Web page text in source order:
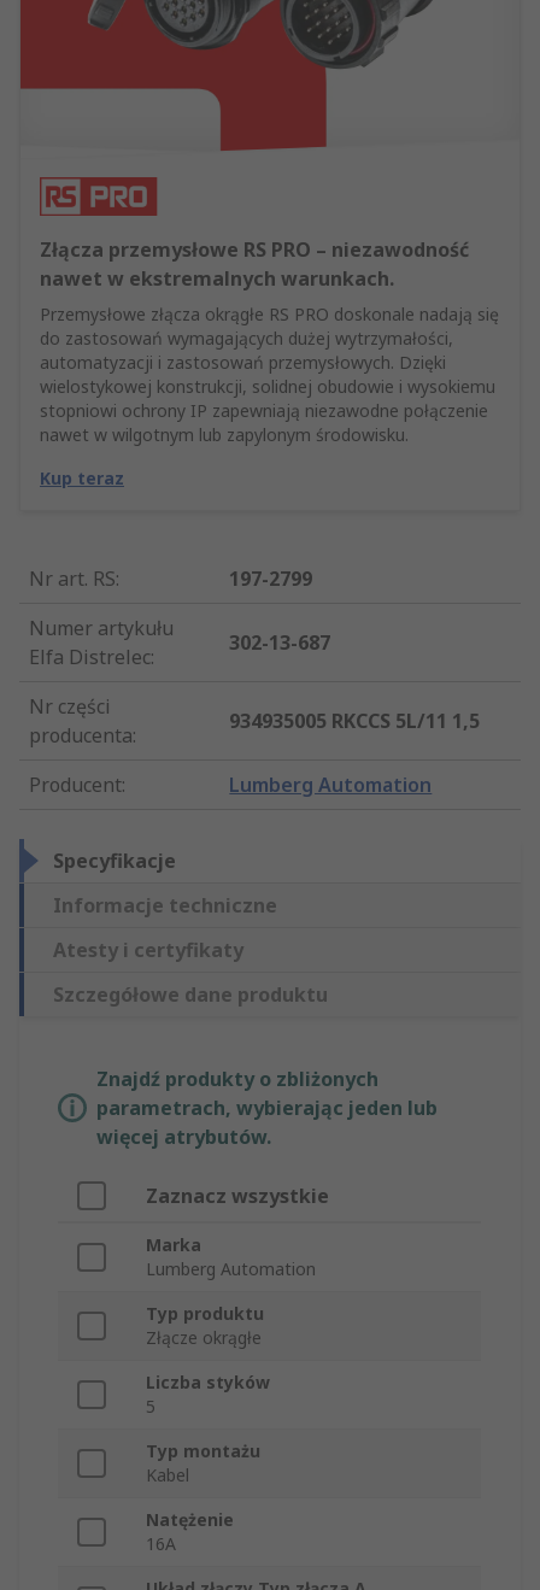
Złącza przemysłowe RS PRO – niezawodność
nawet w ekstremalnych warunkach.
Przemysłowe złącza okrągłe RS PRO doskonale nadają się
do zastosowań wymagających dużej wytrzymałości,
automatyzacji i zastosowań przemysłowych. Dzięki
wielostykowej konstrukcji, solidnej obudowie i wysokiemu
stopniowi ochrony IP zapewniają niezawodne połączenie
nawet w wilgotnym lub zapylonym środowisku.
Kup teraz
Nr art. RS:
197-2799
Numer artykułu
Elfa Distrelec:
302-13-687
Nr części
producenta:
934935005 RKCCS 5L/11 1,5
Producent: Lumberg Automation
Specyfikacje
Informacje techniczne
Atesty i certyfikaty
Szczegółowe dane produktu
Znajdź produkty o zbliżonych
parametrach, wybierając jeden lub
więcej atrybutów.
Zaznacz wszystkie
Marka
Lumberg Automation
Typ produktu
Złącze okrągłe
Liczba styków
5
Typ montażu
Kabel
Natężenie
16A